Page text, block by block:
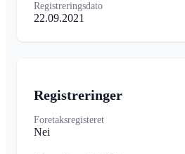
Registreringsdato
22.09.2021
Registreringer
Foretaksregisteret
Nei